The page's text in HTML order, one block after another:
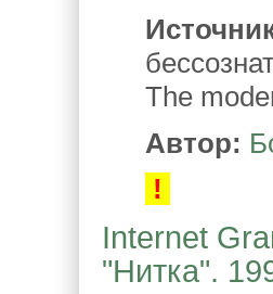
The
Автор:
!
Internet
"Нитка".